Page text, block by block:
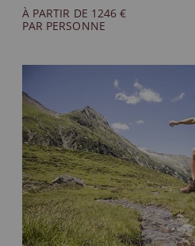
À PARTIR DE 1246 €
PAR PERSONNE